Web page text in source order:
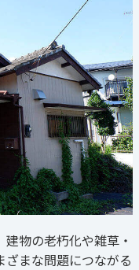
物の老朽化や雑草・
まな問題につながる